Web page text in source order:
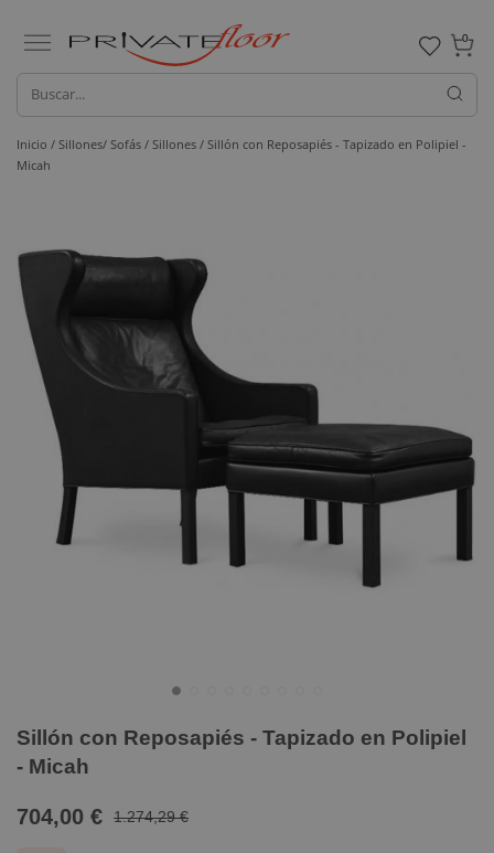
0
Inicio / Sillones/ Sofás / Sillones / Sillón con Reposapiés - Tapizado en Polipiel -
Micah
Sillón con Reposapiés - Tapizado en Polipiel
- Micah
704,00 € 1.274,29 €